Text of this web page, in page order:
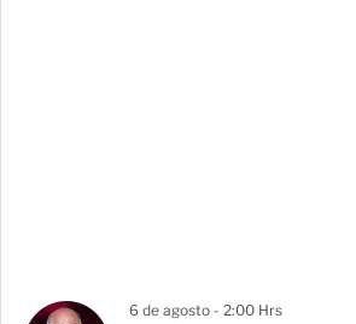
6 de agosto - 2:00 Hrs